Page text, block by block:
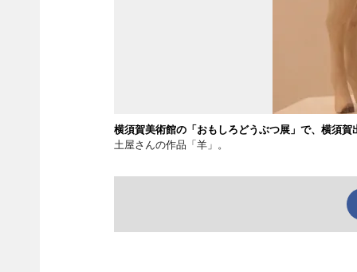
横須賀美術館の「おもしろどうぶつ展」で、横須
土屋さんの作品「羊」。